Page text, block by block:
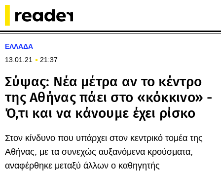
ΕΛΛΑΔΑ
13.01.21
21:37
Σύψας: Νέα μέτρα αν το κέντρο
της Αθήνας πάει στο «κόκκινο» -
Ό,τι και να κάνουμε έχει ρίσκο
Στον κίνδυνο που υπάρχει στον κεντρικό τομέα της
Αθήνας, με τα συνεχώς αυξανόμενα κρούσματα,
αναφέρθηκε μεταξύ άλλων ο καθηγητής